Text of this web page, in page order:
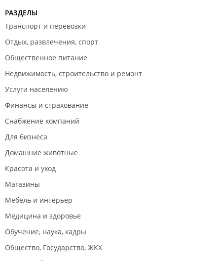
РАЗДЕЛЫ
Транспорт и перевозки
Отдых, развлечения, спорт
Общественное питание
Недвижимость, строительство и ремонт
Услуги населению
Финансы и страхование
Снабжение компаний
Для бизнеса
Домашние животные
Красота и уход
Магазины
Мебель и интерьер
Медицина и здоровье
Обучение, наука, кадры
Общество, Государство, ЖКХ